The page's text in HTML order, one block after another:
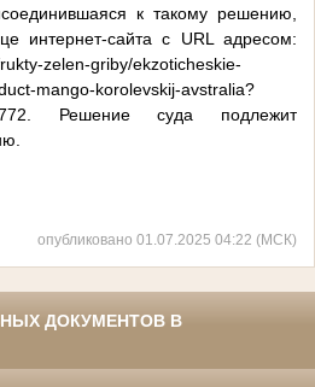
к такому решению,
интернет-сайта с URL адресом:
zelen-griby/ekzoticheskie-
mango-korolevskij-avstralia?
Решение суда подлежит
опубликовано 01.07.2025 04:22 (МСК)
ДОКУМЕНТОВ В